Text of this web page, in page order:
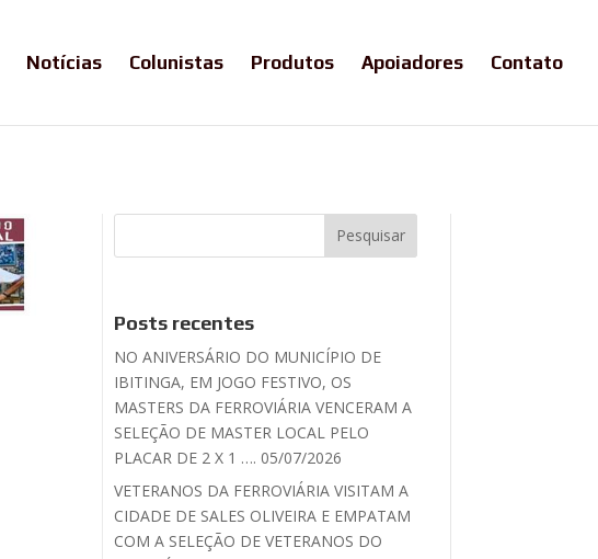
Notícias Colunistas Produtos Apoiadores Contato
Posts recentes
NO ANIVERSÁRIO DO MUNICÍPIO DE
IBITINGA, EM JOGO FESTIVO, OS
MASTERS DA FERROVIÁRIA VENCERAM A
SELEÇÃO DE MASTER LOCAL PELO
PLACAR DE 2 X 1 …. 05/07/2026
VETERANOS DA FERROVIÁRIA VISITAM A
CIDADE DE SALES OLIVEIRA E EMPATAM
COM A SELEÇÃO DE VETERANOS DO